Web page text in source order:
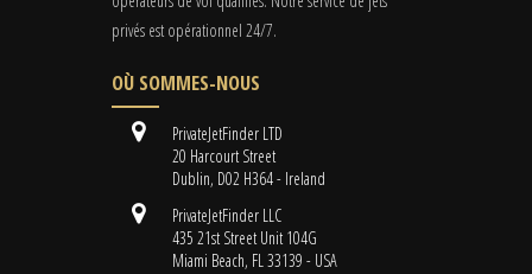
privés est opérationnel 24/7.
OÙ SOMMES-NOUS
PrivateJetFinder LTD
20 Harcourt Street
Dublin, D02 H364 - Ireland
PrivateJetFinder LLC
435 21st Street Unit 104G
Miami Beach, FL 33139 - USA